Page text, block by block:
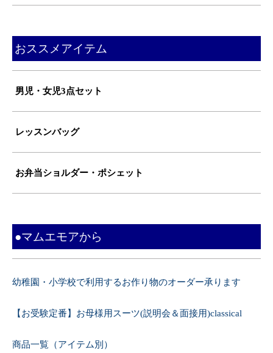
おススメアイテム
男児・女児3点セット
レッスンバッグ
お弁当ショルダー・ポシェット
●マムエモアから
幼稚園・小学校で利用するお作り物のオーダー承ります
【お受験定番】お母様用スーツ(説明会＆面接用)classical
商品一覧（アイテム別）